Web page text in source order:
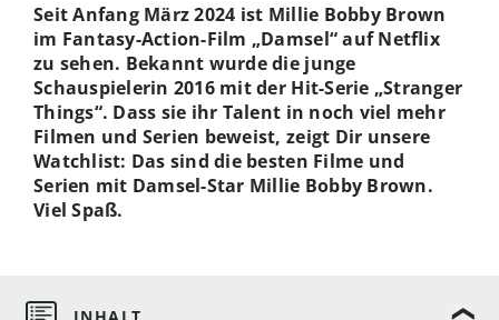
Seit Anfang März 2024 ist Millie Bobby Brown
im Fantasy-Action-Film „Damsel“ auf Netflix
zu sehen. Bekannt wurde die junge
Schauspielerin 2016 mit der Hit-Serie „Stranger
Things“. Dass sie ihr Talent in noch viel mehr
Filmen und Serien beweist, zeigt Dir unsere
Watchlist: Das sind die besten Filme und
Serien mit Damsel-Star Millie Bobby Brown.
Viel Spaß.